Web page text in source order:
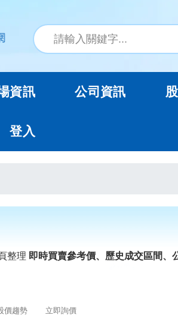
資訊 公司資訊
登入
整理 即時買賣參考價、歷史成交區間、
價趨勢 立即詢價